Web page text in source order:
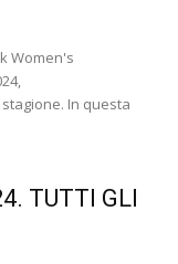
Women's
In questa
TUTTI GLI